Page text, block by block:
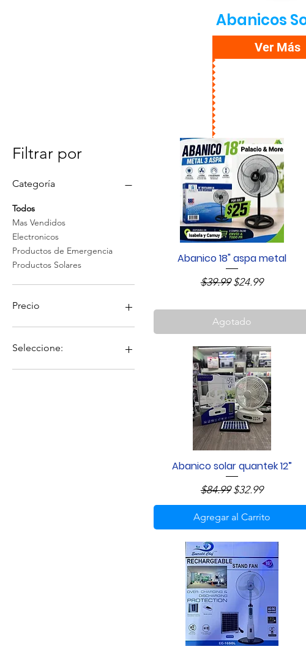
Abanicos
Ver Más
Filtrar por
Categoría
Todos
Mas Vendidos
Electronicos
Productos de Emergencia
Productos Solares
Precio
24 US$
Seleccione:
Comprar Artículo
Vista rápida
Abanico 18" aspa metal
Precio
$39.99 Precio de oferta
$24.99
Agotado
Vista rápida
Abanico solar quantek 12”
Precio
$84.99 Precio de oferta
$32.99
Agregar al Carrito